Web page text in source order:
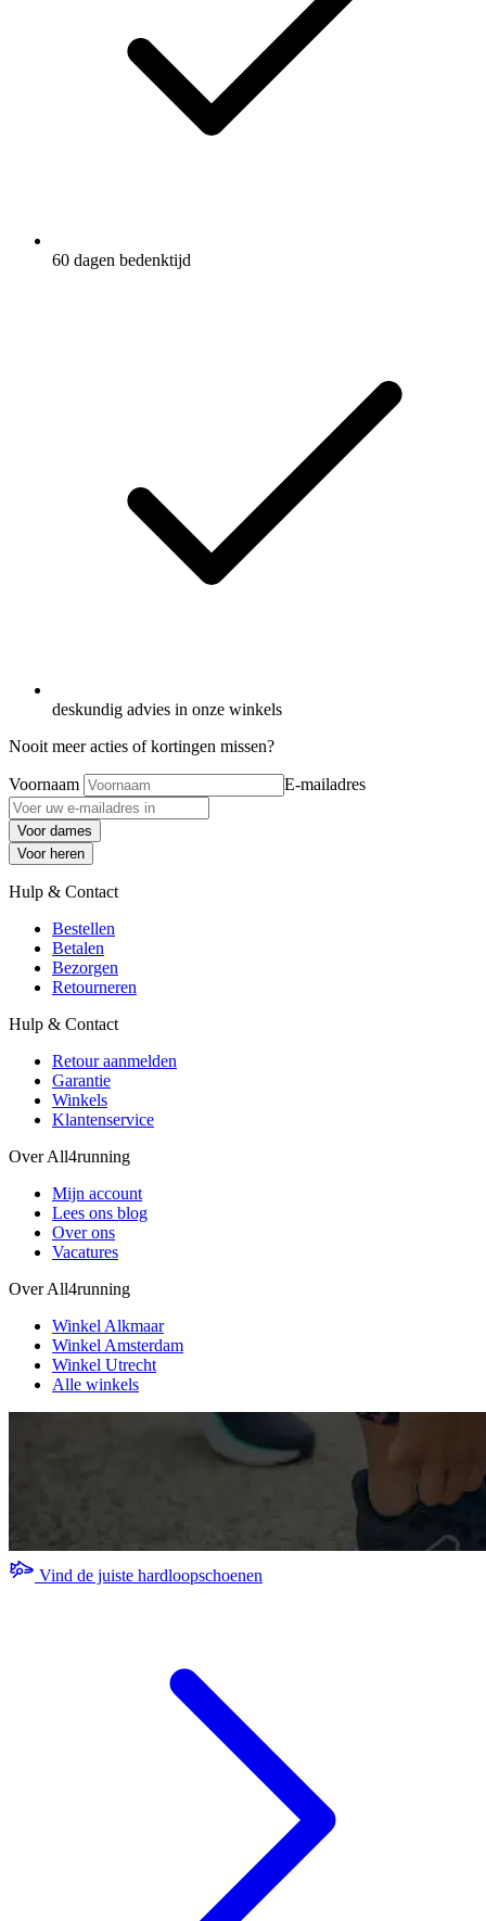
60 dagen bedenktijd
deskundig advies in onze winkels
Nooit meer acties of kortingen missen?
Voornaam E-mailadres
Voor dames
Voor heren
Hulp & Contact
Bestellen
Betalen
Bezorgen
Retourneren
Hulp & Contact
Retour aanmelden
Garantie
Winkels
Klantenservice
Over All4running
Mijn account
Lees ons blog
Over ons
Vacatures
Over All4running
Winkel Alkmaar
Winkel Amsterdam
Winkel Utrecht
Alle winkels
Vind de juiste hardloopschoenen